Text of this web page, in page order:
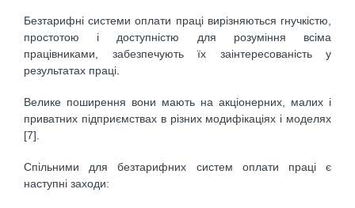
Безтарифні системи оплати праці вирізняються гнучкістю,
простотою і доступністю для розуміння всіма
працівниками, забезпечують їх заінтересованість у
результатах праці.
Велике поширення вони мають на акціонерних, малих і
приватних підприємствах в різних модифікаціях і моделях
[7].
Спільними для безтарифних систем оплати праці є
наступні заходи: